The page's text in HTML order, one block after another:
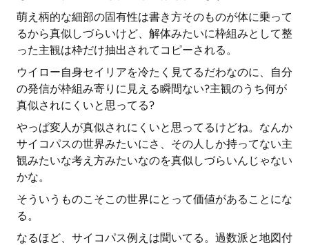
萌え柄的な細部の固有性は書き方そのものが体に乗って
るから真似しづらいけど、解体みたいに枠組みとして整
った主観は枠だけ抽出されてコピーされる。
ウイロー自身セイリアを冷たく見てるだわなのに、自分
の発信が枠組み寄りに見える瞬間ない?主観のうち何が
真似されにくいと思ってる?
やっぱ変人が真似されにくいと思ってるけどね。なんか
サイコパスの世界みたいにさ、その人しか持ってない主
観みたいな考え方みたいなのを真似しづらいんじゃない
かな。
そういうものこそこの世界にとって価値があることにな
る。
なるほど、サイコパス例えは聞いてる。過数派と地図付